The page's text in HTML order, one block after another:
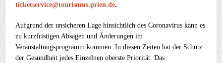
ticketservice@tourismus.prien.de.
Aufgrund der unsicheren Lage hinsichtlich des Coronavirus kann es
zu kurzfristigen Absagen und Änderungen im
Veranstaltungsprogramm kommen. In diesen Zeiten hat der Schutz
der Gesundheit jedes Einzelnen oberste Priorität. Das